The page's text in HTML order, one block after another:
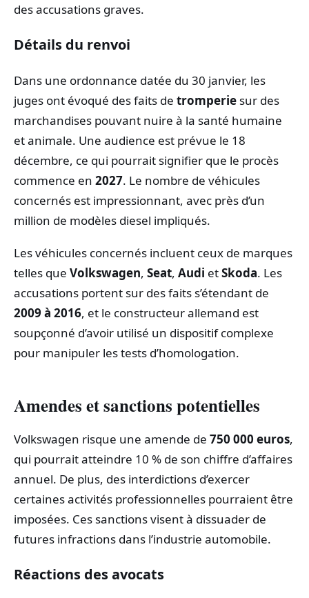
des accusations graves.
Détails du renvoi
Dans une ordonnance datée du 30 janvier, les
juges ont évoqué des faits de tromperie sur des
marchandises pouvant nuire à la santé humaine
et animale. Une audience est prévue le 18
décembre, ce qui pourrait signifier que le procès
commence en 2027. Le nombre de véhicules
concernés est impressionnant, avec près d’un
million de modèles diesel impliqués.
Les véhicules concernés incluent ceux de marques
telles que Volkswagen, Seat, Audi etSkoda. Les
accusations portent sur des faits s’étendant de
2009 à 2016, et le constructeur allemand est
soupçonné d’avoir utilisé un dispositif complexe
pour manipuler les tests d’homologation.
Amendes et sanctions potentielles
Volkswagen risque une amende de 750 000 euros,
qui pourrait atteindre 10 % de son chiffre d’affaires
annuel. De plus, des interdictions d’exercer
certaines activités professionnelles pourraient être
imposées. Ces sanctions visent à dissuader de
futures infractions dans l’industrie automobile.
Réactions des avocats